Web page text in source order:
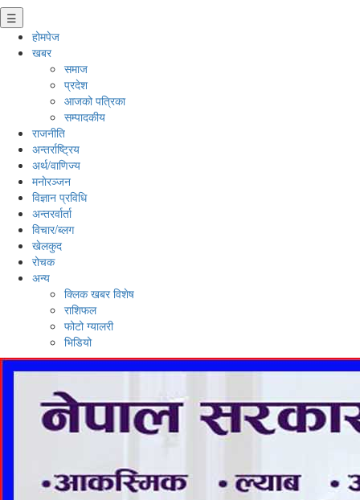
☰
होमपेज
खबर
समाज
प्रदेश
आजको पत्रिका
सम्पादकीय
राजनीति
अन्तर्राष्ट्रिय
अर्थ/वाणिज्य
मनाेरञ्जन
विज्ञान प्रविधि
अन्तरर्वार्ता
विचार/ब्लग
खेलकुद
रोचक
अन्य
क्लिक खबर विशेष
राशिफल
फोटो ग्यालरी
भिडियो